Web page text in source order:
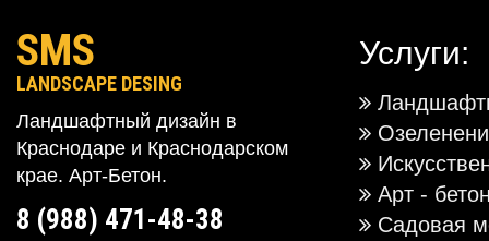
SMS
LANDSCAPE DESING
Ландшафтный дизайн в
Краснодаре и Краснодарском
крае. Арт-Бетон.
8 (988) 471-48-38
Услуги:
Арт -
Садовая